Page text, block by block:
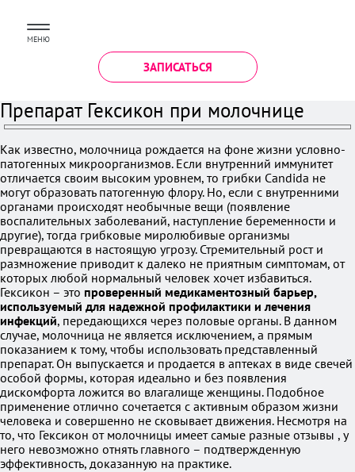
МЕНЮ
ЗАПИСАТЬСЯ
Препарат Гексикон при молочнице
Как известно, молочница рождается на фоне жизни условно-
патогенных микроорганизмов. Если внутренний иммунитет
отличается своим высоким уровнем, то грибки Candida не
могут образовать патогенную флору. Но, если с внутренними
органами происходят необычные вещи (появление
воспалительных заболеваний, наступление беременности и
другие), тогда грибковые миролюбивые организмы
превращаются в настоящую угрозу. Стремительный рост и
размножение приводит к далеко не приятным симптомам, от
которых любой нормальный человек хочет избавиться.
Гексикон – это проверенный медикаментозный барьер,
используемый для надежной профилактики и лечения
инфекций, передающихся через половые органы. В данном
случае, молочница не является исключением, а прямым
показанием к тому, чтобы использовать представленный
препарат. Он выпускается и продается в аптеках в виде свечей
особой формы, которая идеально и без появления
дискомфорта ложится во влагалище женщины. Подобное
применение отлично сочетается с активным образом жизни
человека и совершенно не сковывает движения. Несмотря на
то, что Гексикон от молочницы имеет самые разные отзывы , у
него невозможно отнять главного – подтвержденную
эффективность, доказанную на практике.